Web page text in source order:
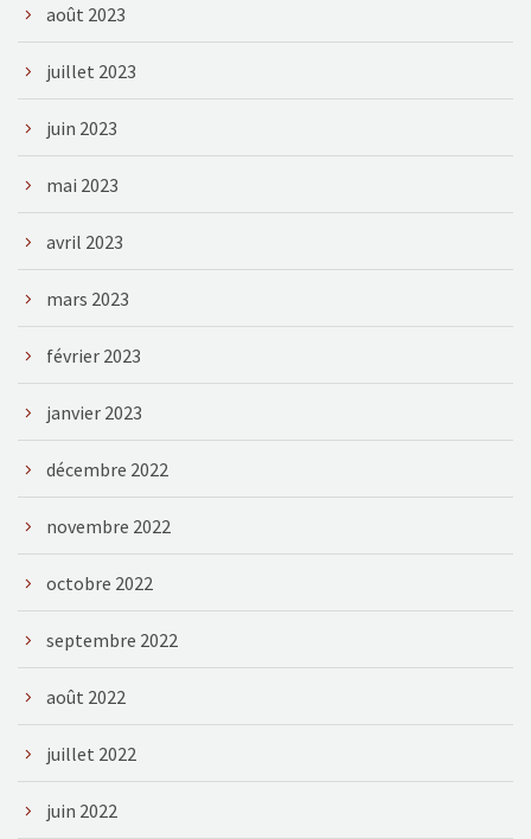
août 2023
juillet 2023
juin 2023
mai 2023
avril 2023
mars 2023
février 2023
janvier 2023
décembre 2022
novembre 2022
octobre 2022
septembre 2022
août 2022
juillet 2022
juin 2022